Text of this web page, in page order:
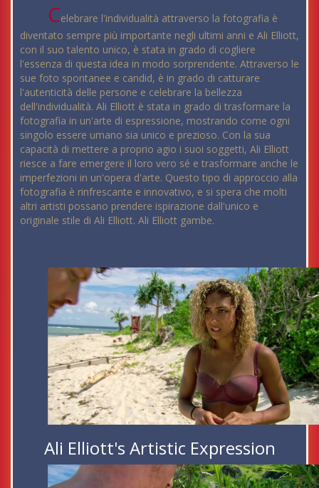
Celebrare l'individualità attraverso la fotografia è
diventato sempre più importante negli ultimi anni e Ali Elliott,
con il suo talento unico, è stata in grado di cogliere
l'essenza di questa idea in modo sorprendente. Attraverso le
sue foto spontanee e candid, è in grado di catturare
l'autenticità delle persone e celebrare la bellezza
dell'individualità. Ali Elliott è stata in grado di trasformare la
fotografia in un'arte di espressione, mostrando come ogni
singolo essere umano sia unico e prezioso. Con la sua
capacità di mettere a proprio agio i suoi soggetti, Ali Elliott
riesce a fare emergere il loro vero sé e trasformare anche le
imperfezioni in un'opera d'arte. Questo tipo di approccio alla
fotografia è rinfrescante e innovativo, e si spera che molti
altri artisti possano prendere ispirazione dall'unico e
originale stile di Ali Elliott. Ali Elliott gambe.
Ali Elliott's Artistic Expression